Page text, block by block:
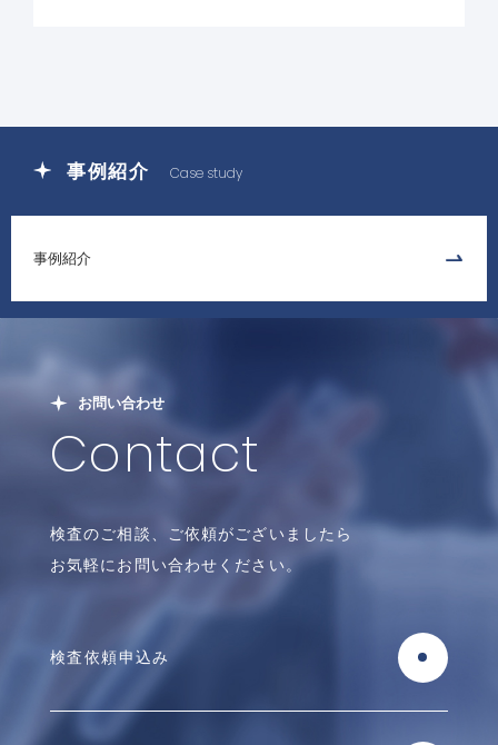
事例紹介 Case study
事例紹介
お問い合わせ
Contact
検査のご相談、ご依頼がございましたら
お気軽にお問い合わせください。
検査依頼申込み